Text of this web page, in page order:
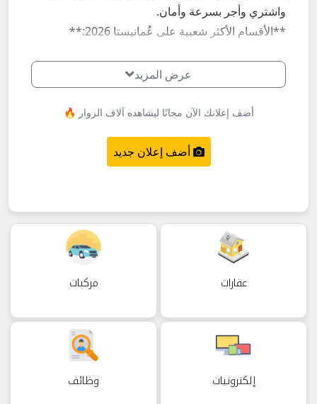
واشتري وأجر بسرعة وأمان.
**الأقسام الأكثر شعبية على عُمانيستا 2026:**
شهري، سيارات للايجار اليومي والطويل.
- عقارات: شقق وفلل وأراضي للبيع والإيجار في مسقط،
صلالة، صحار، نزوى، البريمي، الدقم وكل الولايات.
وظائف حكومية وخاصة.
- أثاث وأجهزة كهربائية مستعملة: أثاث منزلي، غرف نوم،
- جوالات وإلكترونيات: آيفون، سامسونج، لاب توب،
أجهزة منزلية.
- خدمات: نقل عفش، تنظيف، صيانة سيارات، دروس
- إعلانات مجانية تماماً – بدون رسوم إضافية أو اشتراك.
- ملايين الزوار شهرياً من مسقط، صلالة، صحار، نزوى،
المناطق.
عرض المزيد
أضف إعلانك الآن مجانًا ليشاهده آلاف الزوار 🔥
أضف إعلان جديد
عقارات مركبات
إلكترونيات وظائف